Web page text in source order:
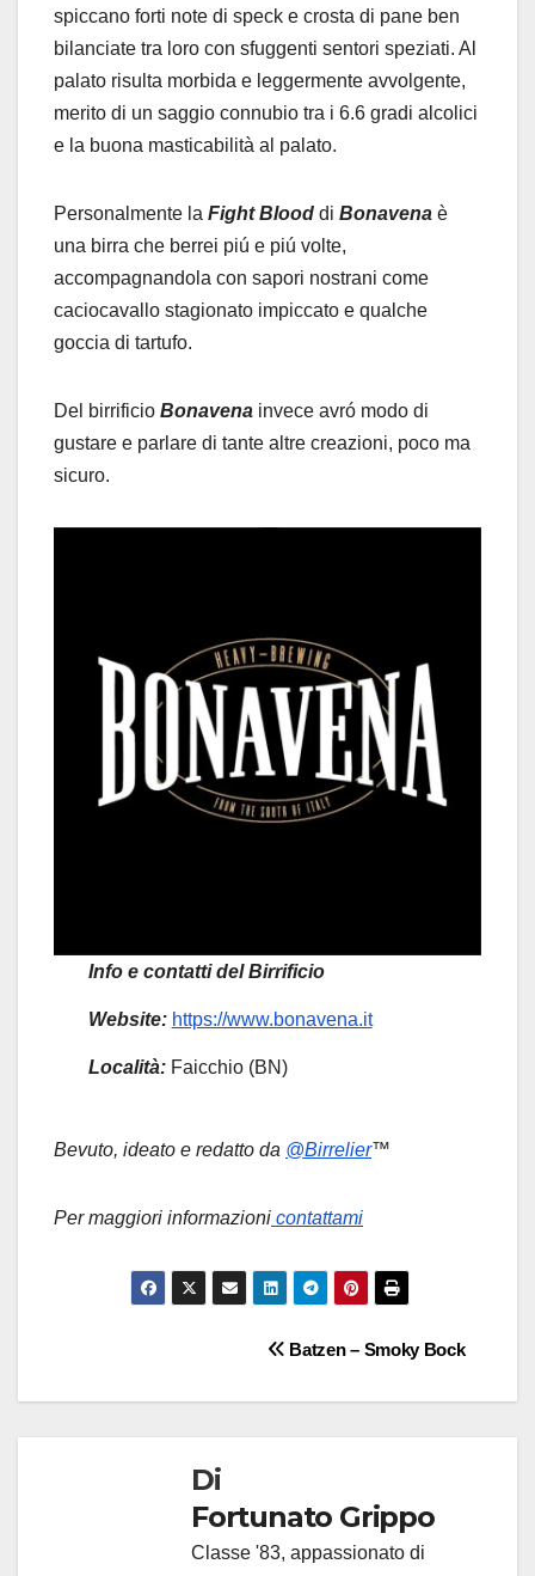
spiccano forti note di speck e crosta di pane ben
bilanciate tra loro con sfuggenti sentori speziati. Al
palato risulta morbida e leggermente avvolgente,
merito di un saggio connubio tra i 6.6 gradi alcolici
e la buona masticabilità al palato.
Personalmente la Fight Blood di Bonavena è
una birra che berrei piú e piú volte,
accompagnandola con sapori nostrani come
caciocavallo stagionato impiccato e qualche
goccia di tartufo.
Del birrificio Bonavena invece avró modo di
gustare e parlare di tante altre creazioni, poco ma
sicuro.
Info e contatti del Birrificio
Website: https://www.bonavena.it
Località:Faicchio (BN)
Bevuto, ideato e redatto da @Birrelier™
Per maggiori informazioni contattami
Navigazione
articoli
Batzen – Smoky Bock
Di
Fortunato Grippo
Classe '83, appassionato di